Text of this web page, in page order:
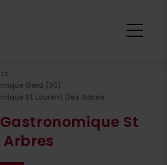
Gard (30)
St Laurent Des Arbres
St
Arbres